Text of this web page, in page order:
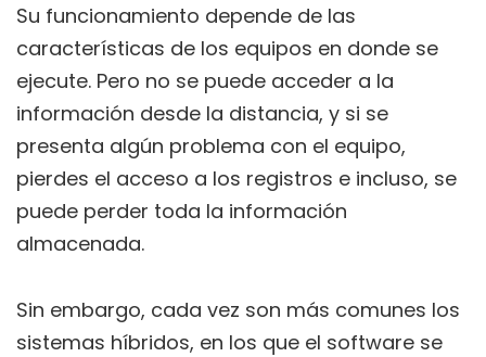
Su funcionamiento depende de las
características de los equipos en donde se
ejecute. Pero no se puede acceder a la
información desde la distancia, y si se
presenta algún problema con el equipo,
pierdes el acceso a los registros e incluso, se
puede perder toda la información
almacenada.
Sin embargo, cada vez son más comunes los
sistemas híbridos, en los que el software se